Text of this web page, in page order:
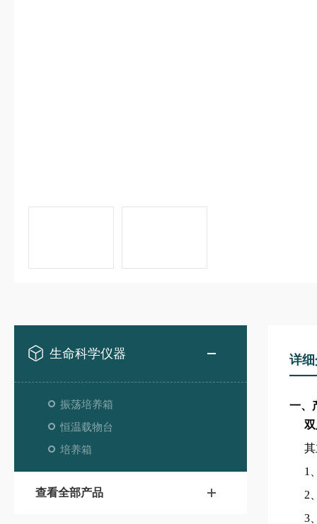
生命科学仪器
振荡培养箱
恒温载物台
培养箱
查看全部产品
详
一、
1
2
3